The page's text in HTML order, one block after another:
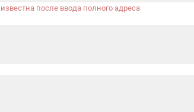
после ввода полного адреса